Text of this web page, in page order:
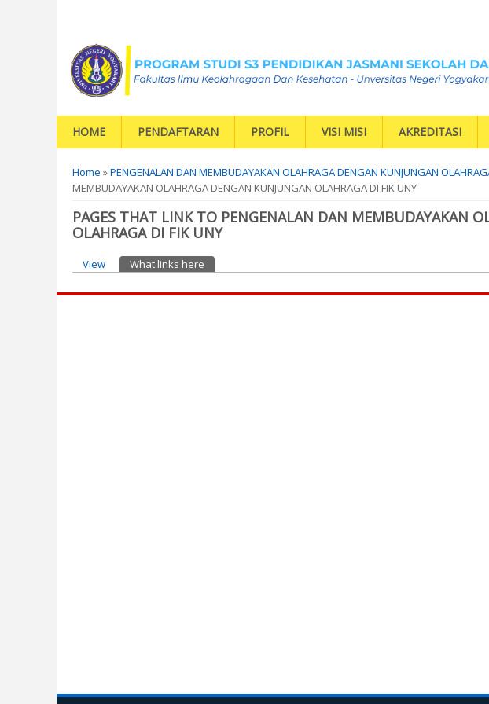
HOME PENDAFTARAN PROFIL VISI MISI AKREDITASI
You are here
Home »PENGENALAN DAN MEMBUDAYAKAN OLAHRAGA DENGAN KUNJUNGAN
MEMBUDAYAKAN OLAHRAGA DENGAN KUNJUNGAN OLAHRAGA DI FIK UNY
PAGES THAT LINK TO PENGENALAN DAN MEMBUDAYAKAN
OLAHRAGA DI FIK UNY
Primary tabs
View What links here